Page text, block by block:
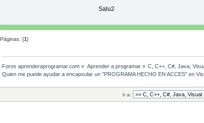
Salu2
Páginas: [1]
Foros aprenderaprogramar.com » Aprender a programar» C, C++, C#, Java,
Quien me puede ayudar a encapsular un "PROGRAMA HECHO EN ACCES" en
Ir a: